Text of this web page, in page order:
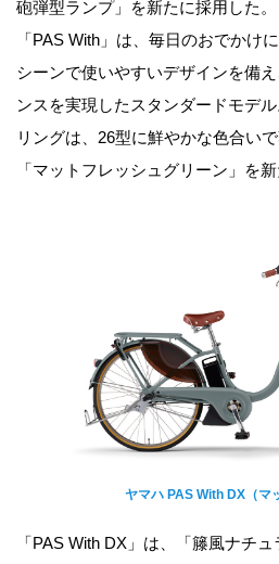
砲弾型ランプ」を新たに採用した。
「PAS With」は、毎日のおでかけ
シーンで使いやすいデザインを備
ンスを実現したスタンダードモデ
リングは、26型に鮮やかな色合い
「マットフレッシュグリーン」を新
ヤマハ PAS With DX（マ
「PAS With DX」は、「籐風ナチ